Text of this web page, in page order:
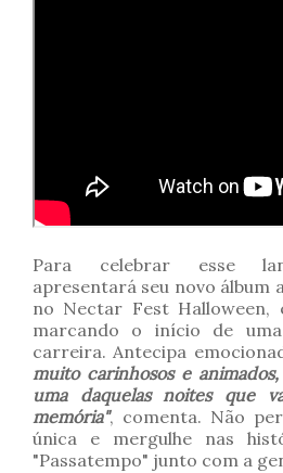
Para celebrar esse
apresentará seu novo álbum
no Nectar Fest Halloween,
marcando o início de
carreira. Antecipa
muito carinhosos e
uma daquelas noites que
memória", comenta. Não
única e mergulhe nas
"Passatempo" junto com a